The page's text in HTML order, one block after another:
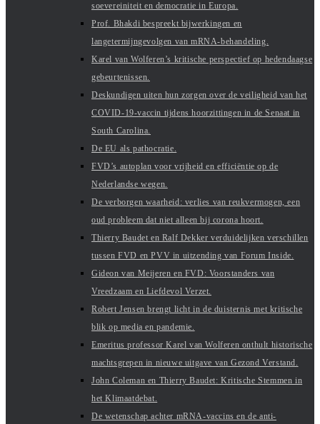
soevereiniteit en democratie in Europa.
Prof. Bhakdi bespreekt bijwerkingen en
langetermijngevolgen van mRNA-behandeling.
Karel van Wolferen’s kritische perspectief op hedendaagse
gebeurtenissen.
Deskundigen uiten hun zorgen over de veiligheid van het
COVID-19-vaccin tijdens hoorzittingen in de Senaat in
South Carolina.
De EU als pathocratie.
FVD’s autoplan voor vrijheid en efficiëntie op de
Nederlandse wegen.
De verborgen waarheid: verlies van reukvermogen, een
oud probleem dat niet alleen bij corona hoort.
Thierry Baudet en Ralf Dekker verduidelijken verschillen
tussen FVD en PVV in uitzending van Forum Inside.
Gideon van Meijeren en FVD: Voorstanders van
Vreedzaam en Liefdevol Verzet.
Robert Jensen brengt licht in de duisternis met kritische
blik op media en pandemie.
Emeritus professor Karel van Wolferen onthult historische
machtsgrepen in nieuwe uitgave van Gezond Verstand.
John Coleman en Thierry Baudet: Kritische Stemmen in
het Klimaatdebat.
De wetenschap achter mRNA-vaccins en de anti-